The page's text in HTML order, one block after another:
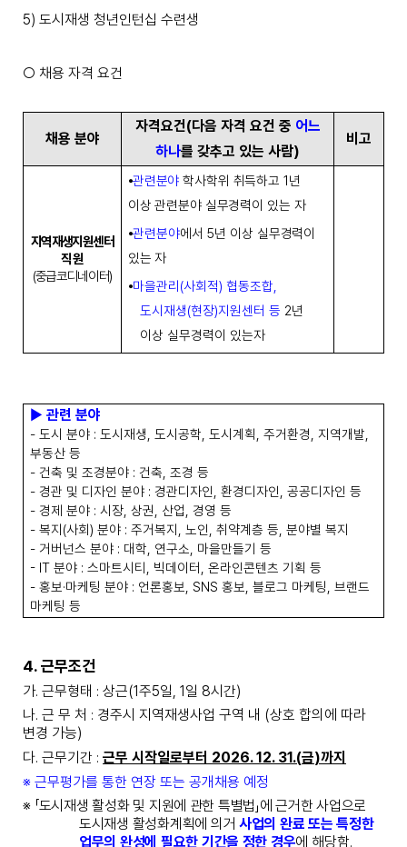
5) 도시재생 청년인턴십 수련생
○ 채용 자격 요건
채용 분야
자격요건(다음 자격 요건 중 어느
하나를 갖추고 있는 사람)
비고
지역재생지원센터
직원
(중급코디네이터)
⦁관련분야 학사학위 취득하고 1년
이상 관련분야 실무경력이 있는 자
⦁관련분야에서 5년 이상 실무경력이
있는 자
⦁마을관리(사회적) 협동조합,
도시재생(현장)지원센터 등 2년
이상 실무경력이 있는자
▶ 관련 분야
- 도시 분야 : 도시재생, 도시공학, 도시계획, 주거환경, 지역개발,
부동산 등
- 건축 및 조경분야 : 건축, 조경 등
- 경관 및 디자인 분야 : 경관디자인, 환경디자인, 공공디자인 등
- 경제 분야 : 시장, 상권, 산업, 경영 등
- 복지(사회) 분야 : 주거복지, 노인, 취약계층 등, 분야별 복지
- 거버넌스 분야 : 대학, 연구소, 마을만들기 등
- IT 분야 : 스마트시티, 빅데이터, 온라인콘텐츠 기획 등
- 홍보·마케팅 분야 : 언론홍보, SNS 홍보, 블로그 마케팅, 브랜드
마케팅 등
4. 근무조건
가. 근무형태 : 상근(1주5일 , 1일 8시간)
나. 근 무 처 : 경주시 지역재생사업 구역 내 (상호 합의에 따라
변경 가능)
다. 근무기간 : 근무 시작일로부터 2026. 12. 31.(금)까지
※ 근무평가를 통한 연장 또는 공개채용 예정
※ 「도시재생 활성화 및 지원에 관한 특별법 」에 근거한 사업으로
도시재생 활성화계획에 의거사업의 완료 또는 특정한
업무의 완성에 필요한 기간을 정한 경우에 해당함.